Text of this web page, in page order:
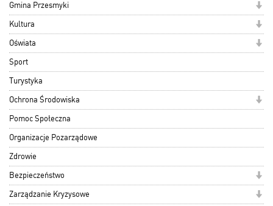
Gmina Przesmyki
Kultura
Oświata
Sport
Turystyka
Ochrona Środowiska
Pomoc Społeczna
Organizacje Pozarządowe
Zdrowie
Bezpieczeństwo
Zarządzanie Kryzysowe